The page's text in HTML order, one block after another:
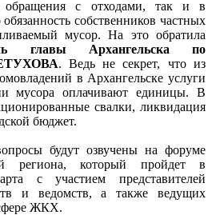
обращения с отходами, так и в
собственников частных
мусор. На это обратила
главы Архангельска по
. Ведь не секрет, что из
в Архангельске услуги
мусора оплачивают единицы. В
свалки, ликвидация
бюджет.
будут озвучены на форуме
региона, который пройдет в
с участием представителей
и ведомств, а также ведущих
ЖКХ.